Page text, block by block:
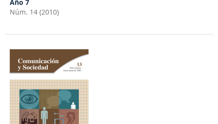
Año 7
Núm. 14 (2010)